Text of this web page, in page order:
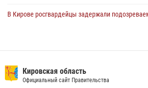
В Кирове росгвардейцы задержали
вневедомственную охрану и поступления в
22 июля 2026, 14:51 1 2
Кировская область
Официальный сайт Правительства